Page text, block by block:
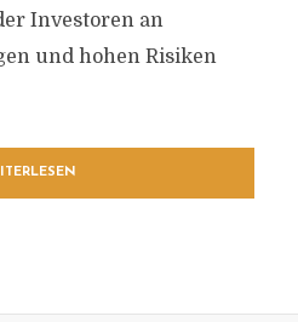
Investoren an
und hohen Risiken